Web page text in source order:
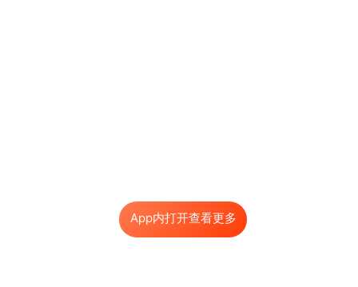
App内打开查看更多